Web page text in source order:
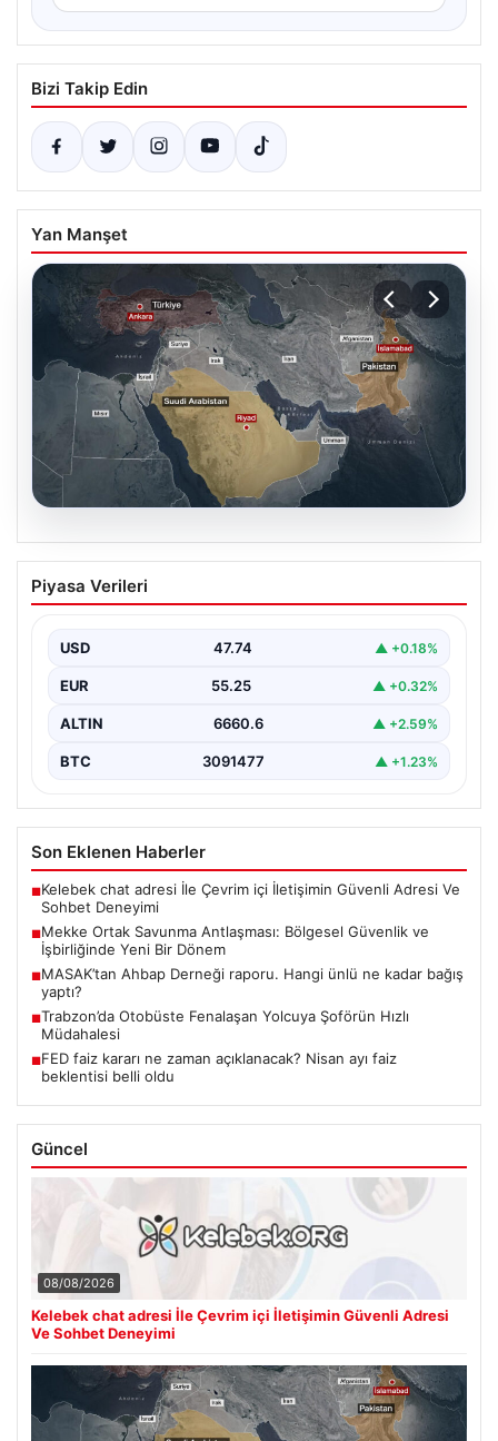
Bizi Takip Edin
Yan Manşet
07.08.2026
Mekke Ortak Savunma Antlaşması:
Bölgesel Güvenlik ve İşbirliğinde Yeni
Türkiye, Suudi Arabistan ve Pakistan arasında
ve küresel…
Piyasa Verileri
USD 47.74 ▲ +0.18%
EUR 55.25 ▲ +0.32%
ALTIN 6660.6 ▲ +2.59%
BTC 3091477 ▲ +1.23%
Son Eklenen Haberler
■Kelebek chat adresi İle Çevrim içi İletişimin Güvenli Adresi Ve
Sohbet Deneyimi
■Mekke Ortak Savunma Antlaşması: Bölgesel Güvenlik ve
İşbirliğinde Yeni Bir Dönem
■MASAK’tan Ahbap Derneği raporu. Hangi ünlü ne kadar bağış
yaptı?
■Trabzon’da Otobüste Fenalaşan Yolcuya Şoförün Hızlı
Müdahalesi
■FED faiz kararı ne zaman açıklanacak? Nisan ayı faiz
beklentisi belli oldu
Güncel
08/08/2026
Kelebek chat adresi İle Çevrim içi İletişimin Güvenli Adresi
Ve Sohbet Deneyimi